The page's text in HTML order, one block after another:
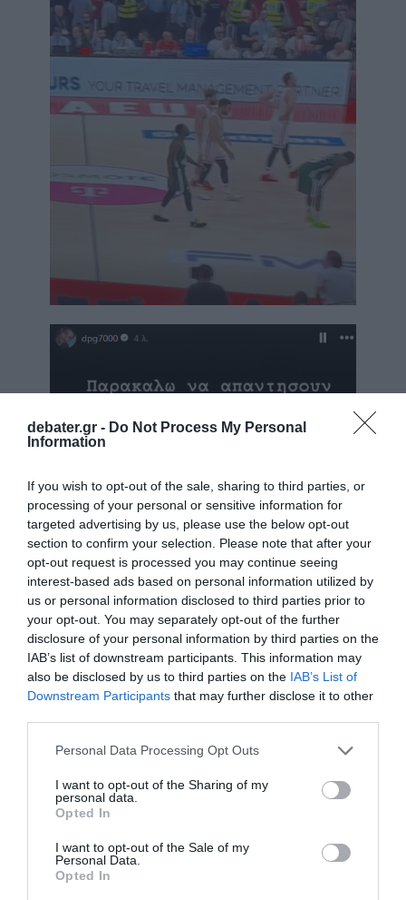
debater.gr - Do Not Process My Personal
Information
If you wish to opt-out of the sale, sharing to third parties, or
processing of your personal or sensitive information for
targeted advertising by us, please use the below opt-out
section to confirm your selection. Please note that after your
opt-out request is processed you may continue seeing
interest-based ads based on personal information utilized by
us or personal information disclosed to third parties prior to
your opt-out. You may separately opt-out of the further
disclosure of your personal information by third parties on the
IAB’s list of downstream participants. This information may
also be disclosed by us to third parties on the IAB’s List of
Downstream Participants that may further disclose it to other
Please note that this website/app uses one or more Google
not limited to your visit or usage behaviour. You may click to
grant or deny consent to Google and its third-party tags to
use your data for below specified purposes in below Google
consent section.
Personal Data Processing Opt Outs
I want to opt-out of the Sharing of my
personal data.
Opted In
I want to opt-out of the Sale of my
Personal Data.
Opted In